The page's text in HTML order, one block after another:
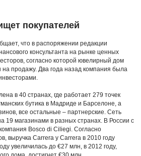
покупателей
что в распоряжении редакции
консультанта на рынке ценных
согласно которой ювелирный дом
продажу. Два года назад компания была
в 40 странах, где работает 279 точек
бутика в Мадриде и Барселоне, а
все остальные – партнерские. Сеть
19 магазинами в разных странах. В России с
Bosco di Ciliegi. Согласно
выручка Carrera y Carrera в 2010 году
увеличилась до €27 млн, в 2012 году,